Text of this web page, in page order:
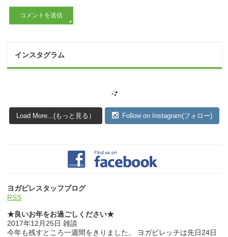
インスタグラム
Load More...(もっと見る） Follow on Instagram(フォロー)
ヨガピレスタッフブログ
RSS
★良いお年をお過ごしください★
2017年12月25日 雑談
今年も残すところ一週間をきりました。 ヨガピレッチは先日24日